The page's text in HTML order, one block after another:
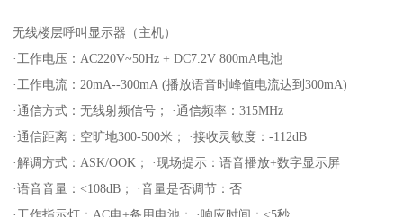
无线楼层呼叫显示器（主机）
·工作电压：AC220V~50Hz + DC7.2V 800mA电池
·工作电流：20mA--300mA (播放语音时峰值电流达到300mA)
·通信方式：无线射频信号； ·通信频率：315MHz
·通信距离：空旷地300-500米； ·接收灵敏度：-112dB
·解调方式：ASK/OOK； ·现场提示：语音播放+数字显示屏
·语音音量：<108dB； ·音量是否调节：否